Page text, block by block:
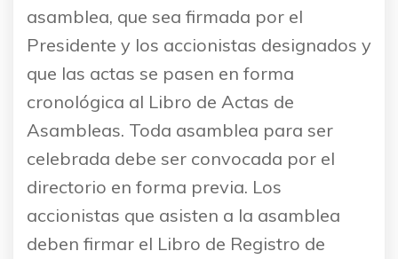
asamblea, que sea firmada por el
Presidente y los accionistas designados y
que las actas se pasen en forma
cronológica al Libro de Actas de
Asambleas. Toda asamblea para ser
celebrada debe ser convocada por el
directorio en forma previa. Los
accionistas que asisten a la asamblea
deben firmar el Libro de Registro de